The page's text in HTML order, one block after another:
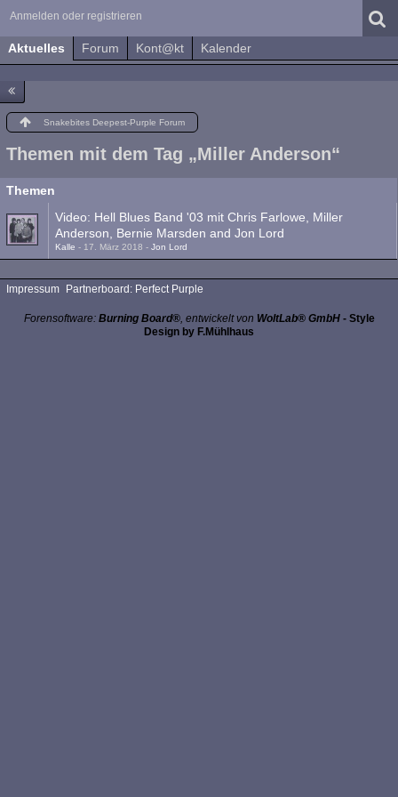
Anmelden oder registrieren
Aktuelles Forum Kont@kt Kalender
Snakebites Deepest-Purple Forum
Themen mit dem Tag „Miller Anderson“
Themen
Video: Hell Blues Band '03 mit Chris Farlowe, Miller
Anderson, Bernie Marsden and Jon Lord
Kalle - 17. März 2018 - Jon Lord
Impressum Partnerboard: Perfect Purple
Forensoftware: Burning Board®, entwickelt von WoltLab® GmbH